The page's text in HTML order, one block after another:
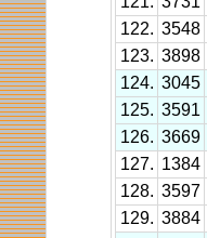
122. 3548
123. 3898
124. 3045
125. 3591
126. 3669
127. 1384
128. 3597
129. 3884